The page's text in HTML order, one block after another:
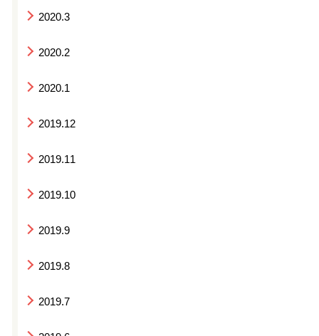
2020.3
2020.2
2020.1
2019.12
2019.11
2019.10
2019.9
2019.8
2019.7